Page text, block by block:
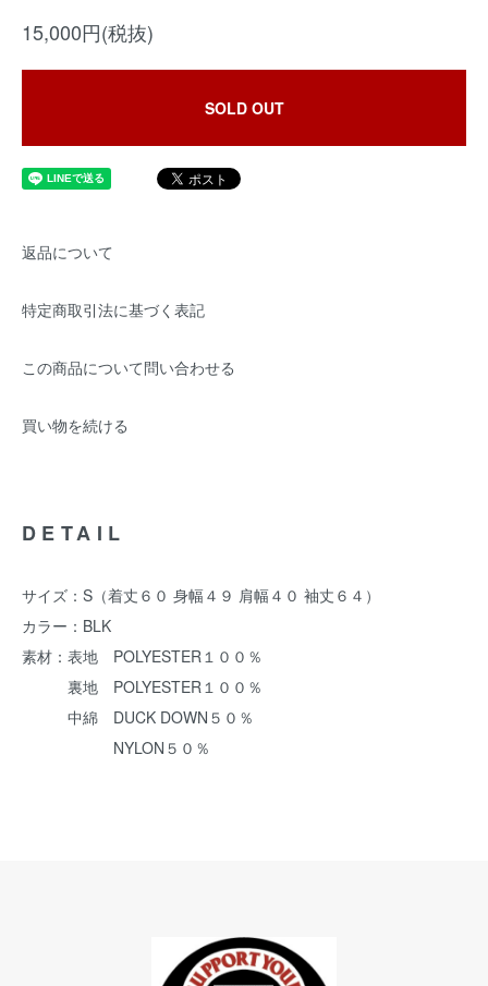
15,000円(税抜)
SOLD OUT
返品について
特定商取引法に基づく表記
この商品について問い合わせる
買い物を続ける
DETAIL
サイズ：S（着丈６０ 身幅４９ 肩幅４０ 袖丈６４）
カラー：BLK
素材：表地 POLYESTER１００％
裏地 POLYESTER１００％
中綿 DUCK DOWN５０％
NYLON５０％